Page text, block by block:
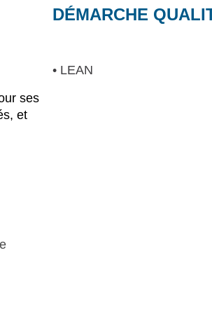
ses
et
DÉMARCHE
• LEAN